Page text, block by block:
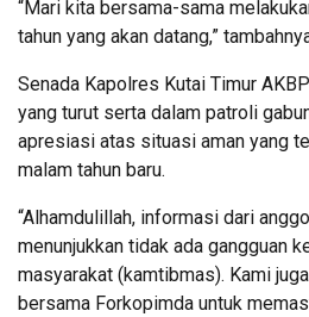
“Mari kita bersama-sama
tahun yang akan datang,”
Senada Kapolres Kutai Timur
yang turut serta dalam patroli
apresiasi atas situasi aman yang
malam tahun baru.
“Alhamdulillah, informasi dari
menunjukkan tidak ada gangguan
masyarakat (kamtibmas). Kami
bersama Forkopimda untuk